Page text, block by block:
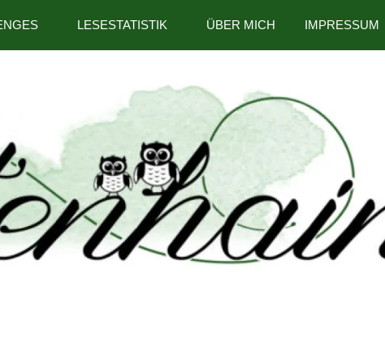
LESESTATISTIK ÜBER MICH IMPRESSUM